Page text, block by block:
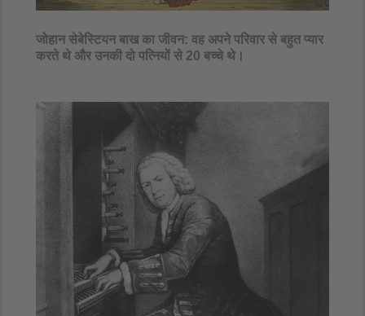
जोहान सेबेस्टियन बाख का जीवन: वह अपने परिवार से बहुत प्यार
करते थे और उनकी दो पत्नियों से 20 बच्चे थे।